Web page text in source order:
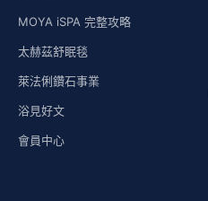
MOYA iSPA 完整攻略
太赫茲舒眠毯
萊法俐鑽石事業
浴見好文
會員中心